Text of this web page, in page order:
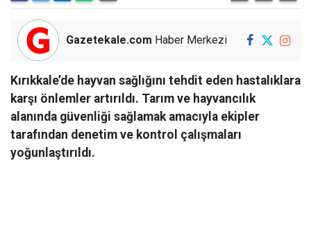
Gazetekale.com Haber Merkezi
Kırıkkale’de hayvan sağlığını tehdit eden hastalıklara
karşı önlemler artırıldı. Tarım ve hayvancılık
alanında güvenliği sağlamak amacıyla ekipler
tarafından denetim ve kontrol çalışmaları
yoğunlaştırıldı.